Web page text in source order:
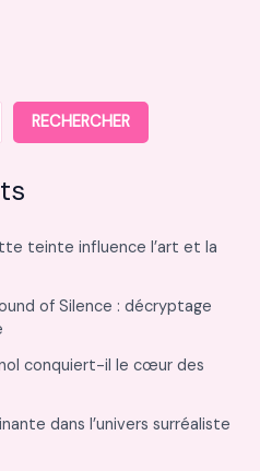
RECHERCHER
teinte influence l’art et la
of Silence : décryptage
conquiert-il le cœur des
dans l’univers surréaliste